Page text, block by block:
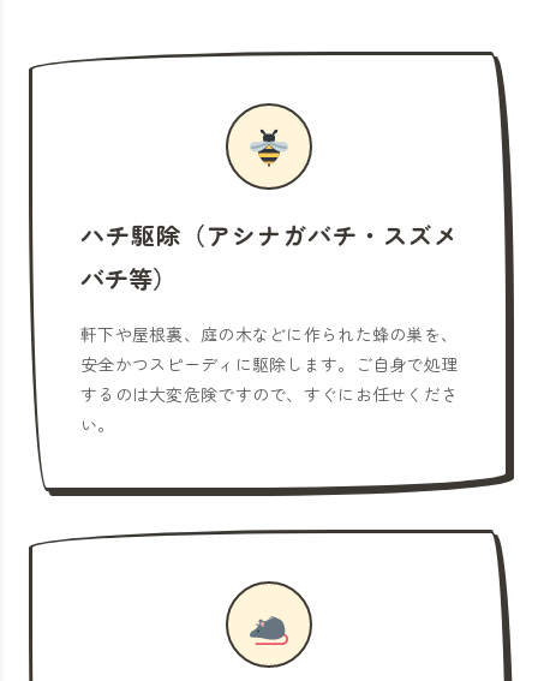
ハチ駆除（アシナガバチ・スズメ
バチ等）
軒下や屋根裏、庭の木などに作られた蜂の巣を、
安全かつスピーディに駆除します。ご自身で処理
するのは大変危険ですので、すぐにお任せくださ
い。